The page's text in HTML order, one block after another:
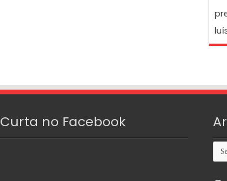
Curta no Facebook